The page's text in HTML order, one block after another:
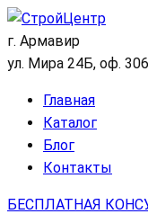
г. Армавир
ул. Мира 24Б, оф. 306
Главная
Каталог
Блог
Контакты
БЕСПЛАТНАЯ